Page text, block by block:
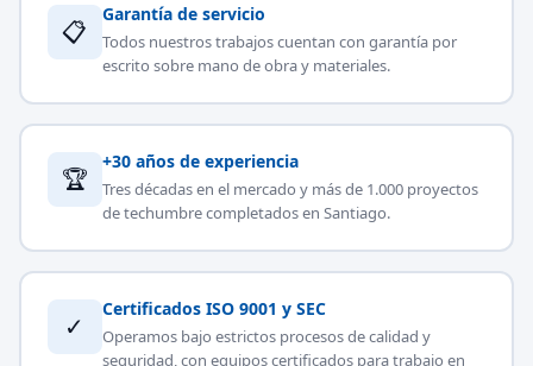
📋
Garantía de servicio
Todos nuestros trabajos cuentan con garantía por
escrito sobre mano de obra y materiales.
🏆
+30 años de experiencia
Tres décadas en el mercado y más de 1.000 proyectos
de techumbre completados en Santiago.
✓
Certificados ISO 9001 y SEC
Operamos bajo estrictos procesos de calidad y
seguridad, con equipos certificados para trabajo en